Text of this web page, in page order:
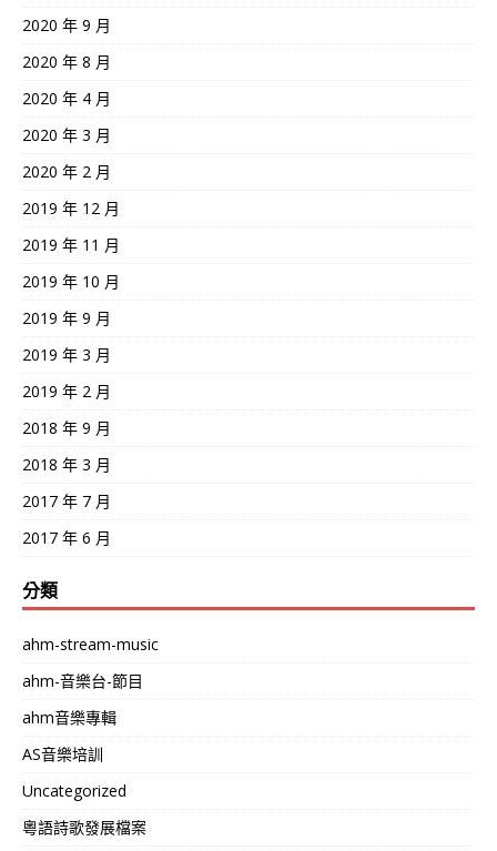
2020 年 9 月
2020 年 8 月
2020 年 4 月
2020 年 3 月
2020 年 2 月
2019 年 12 月
2019 年 11 月
2019 年 10 月
2019 年 9 月
2019 年 3 月
2019 年 2 月
2018 年 9 月
2018 年 3 月
2017 年 7 月
2017 年 6 月
分類
ahm-stream-music
ahm-音樂台-節目
ahm音樂專輯
AS音樂培訓
Uncategorized
粵語詩歌發展檔案